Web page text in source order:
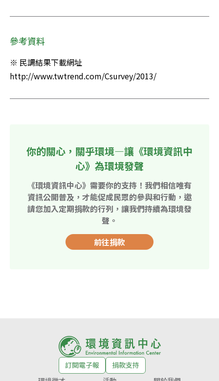
參考資料
※ 民調結果下載網址
http://www.twtrend.com/Csurvey/2013/
你的關心，關乎環境—讓《環境資訊中
心》為環境發聲
《環境資訊中心》需要你的支持！我們相信唯有
資訊公開普及，才能促成民眾的參與和行動，邀
請您加入定期捐款的行列，讓我們持續為環境發
聲。
前往捐款
訂閱電子報
捐款支持